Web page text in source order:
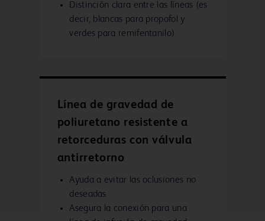
Distinción clara entre las líneas (es
decir, blancas para propofol y
verdes para remifentanilo)
Línea de gravedad de
poliuretano resistente a
retorceduras con válvula
antirretorno
Ayuda a evitar las oclusiones no
deseadas
Asegura la conexión para una